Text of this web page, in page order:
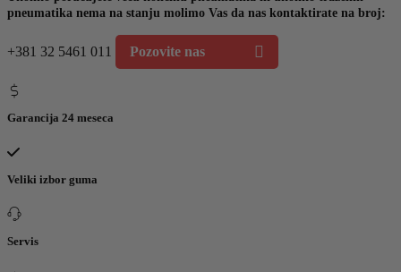
pneumatika nema na stanju molimo Vas da nas kontaktirate na broj:
+381 32 5461 011 Pozovite nas
Garancija 24 meseca
Veliki izbor guma
Servis